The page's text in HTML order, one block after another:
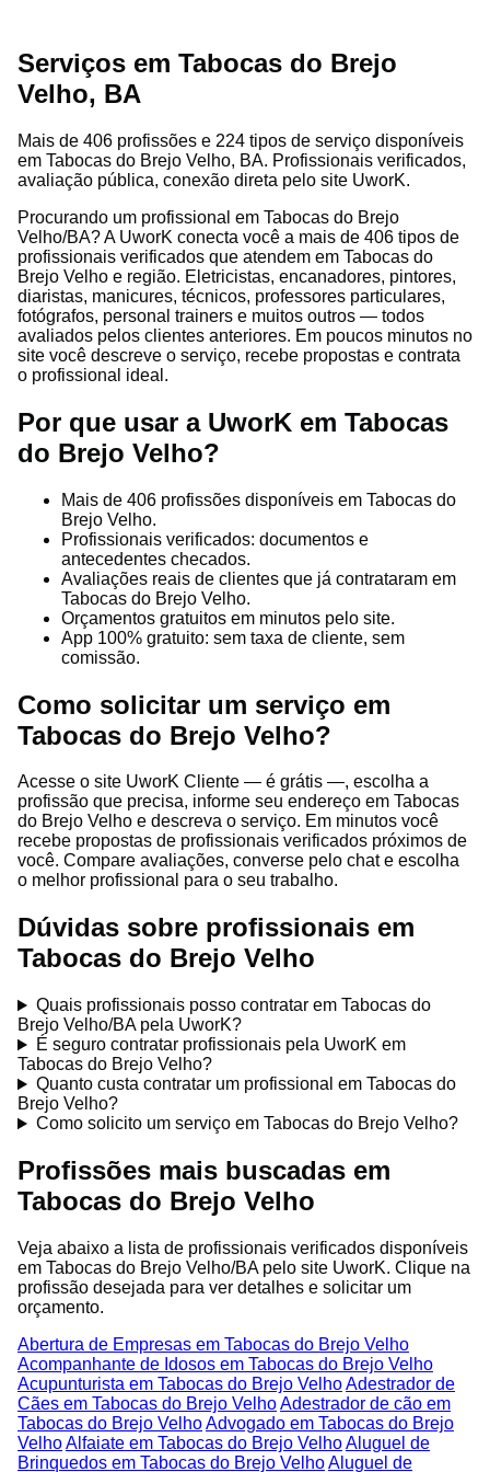
Serviços em Tabocas do Brejo
Velho, BA
Mais de 406 profissões e 224 tipos de serviço disponíveis
em Tabocas do Brejo Velho, BA. Profissionais verificados,
avaliação pública, conexão direta pelo site UworK.
Procurando um profissional em Tabocas do Brejo
Velho/BA? A UworK conecta você a mais de 406 tipos de
profissionais verificados que atendem em Tabocas do
Brejo Velho e região. Eletricistas, encanadores, pintores,
diaristas, manicures, técnicos, professores particulares,
fotógrafos, personal trainers e muitos outros — todos
avaliados pelos clientes anteriores. Em poucos minutos no
site você descreve o serviço, recebe propostas e contrata
o profissional ideal.
Por que usar a UworK em Tabocas
do Brejo Velho?
Mais de 406 profissões disponíveis em Tabocas do
Brejo Velho.
Profissionais verificados: documentos e
antecedentes checados.
Avaliações reais de clientes que já contrataram em
Tabocas do Brejo Velho.
Orçamentos gratuitos em minutos pelo site.
App 100% gratuito: sem taxa de cliente, sem
comissão.
Como solicitar um serviço em
Tabocas do Brejo Velho?
Acesse o site UworK Cliente — é grátis —, escolha a
profissão que precisa, informe seu endereço em Tabocas
do Brejo Velho e descreva o serviço. Em minutos você
recebe propostas de profissionais verificados próximos de
você. Compare avaliações, converse pelo chat e escolha
o melhor profissional para o seu trabalho.
Dúvidas sobre profissionais em
Tabocas do Brejo Velho
Quais profissionais posso contratar em Tabocas do
Brejo Velho/BA pela UworK?
É seguro contratar profissionais pela UworK em
Tabocas do Brejo Velho?
Quanto custa contratar um profissional em Tabocas do
Brejo Velho?
Como solicito um serviço em Tabocas do Brejo Velho?
Profissões mais buscadas em
Tabocas do Brejo Velho
Veja abaixo a lista de profissionais verificados disponíveis
em Tabocas do Brejo Velho/BA pelo site UworK. Clique na
profissão desejada para ver detalhes e solicitar um
orçamento.
Abertura de Empresas em Tabocas do Brejo Velho
Acompanhante de Idosos em Tabocas do Brejo Velho
Acupunturista em Tabocas do Brejo VelhoAdestrador de
Cães em Tabocas do Brejo VelhoAdestrador de cão em
Tabocas do Brejo VelhoAdvogado em Tabocas do Brejo
VelhoAlfaiate em Tabocas do Brejo VelhoAluguel de
Brinquedos em Tabocas do Brejo VelhoAluguel de